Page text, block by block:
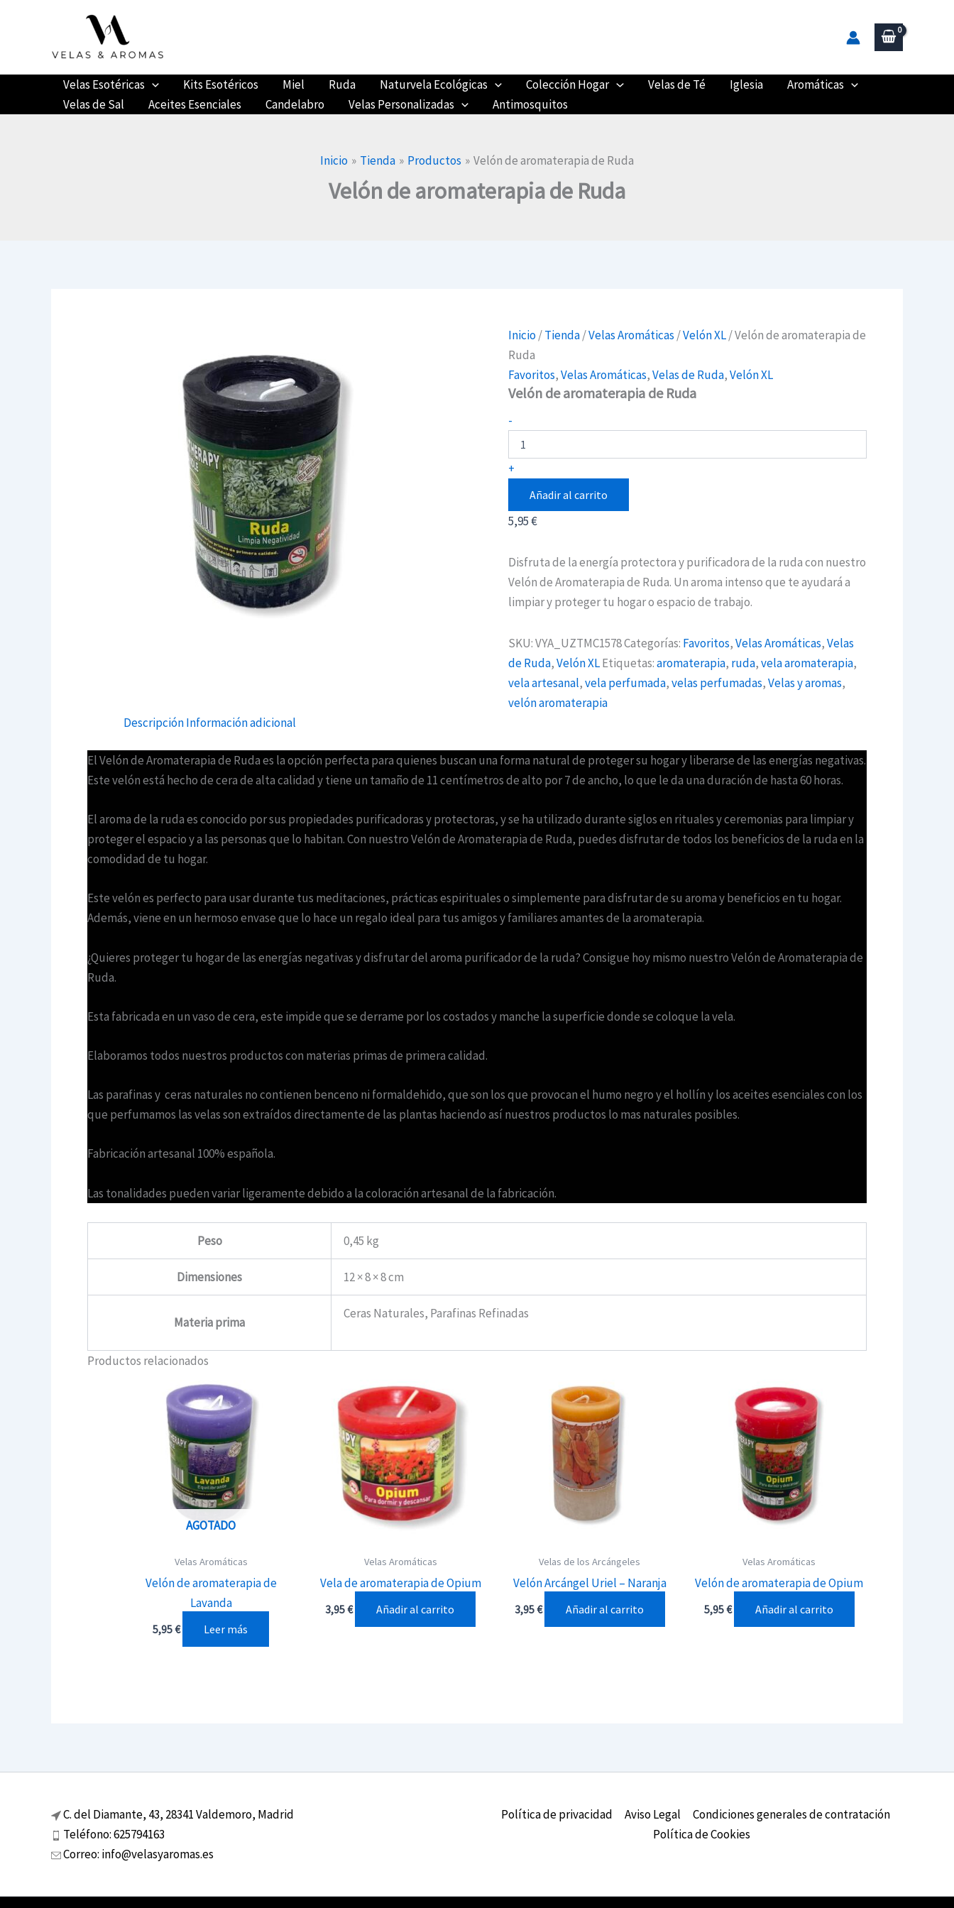
Velas Esotéricas Kits Esotéricos Miel Ruda Naturvela Ecológicas Colección Hogar Velas de Té Iglesia
Aromáticas
Velas de Sal
Aceites Esenciales Candelabro Velas Personalizadas Antimosquitos
Inicio Tienda Productos Velón de aromaterapia de Ruda
Velón de aromaterapia de Ruda
Inicio/Tienda/Velas Aromáticas /Velón XL/ Velón de aromaterapia de
Ruda
Favoritos,Velas Aromáticas,Velas de Ruda,Velón XL
Velón de aromaterapia de Ruda
-
de
aromaterapia
de
Ruda
+
Añadir al carrito
5,95€
Disfruta de la energía protectora y purificadora de la ruda con nuestro
Velón de Aromaterapia de Ruda. Un aroma intenso que te ayudará a
limpiar y proteger tu hogar o espacio de trabajo.
SKU:VYA_UZTMC1578Categorías: Favoritos,Velas Aromáticas,Velas
de Ruda,Velón XLEtiquetas:aromaterapia, ruda,vela aromaterapia,
vela artesanal,vela perfumada,velas perfumadas,Velas y aromas,
velón aromaterapia
DescripciónInformación adicional
El Velón de Aromaterapia de Ruda es la opción perfecta para quienes buscan una forma natural de proteger su hogar y liberarse de las energías negativas.
Este velón está hecho de cera de alta calidad y tiene un tamaño de 11 centímetros de alto por 7 de ancho, lo que le da una duración de hasta 60 horas.
El aroma de la ruda es conocido por sus propiedades purificadoras y protectoras, y se ha utilizado durante siglos en rituales y ceremonias para limpiar y
proteger el espacio y a las personas que lo habitan. Con nuestro Velón de Aromaterapia de Ruda, puedes disfrutar de todos los beneficios de la ruda en la
comodidad de tu hogar.
Este velón es perfecto para usar durante tus meditaciones, prácticas espirituales o simplemente para disfrutar de su aroma y beneficios en tu hogar.
Además, viene en un hermoso envase que lo hace un regalo ideal para tus amigos y familiares amantes de la aromaterapia.
¿Quieres proteger tu hogar de las energías negativas y disfrutar del aroma purificador de la ruda? Consigue hoy mismo nuestro Velón de Aromaterapia de
Ruda.
Esta fabricada en un vaso de cera, este impide que se derrame por los costados y manche la superficie donde se coloque la vela.
Elaboramos todos nuestros productos con materias primas de primera calidad.
Las parafinas y ceras naturales no contienen benceno ni formaldehido, que son los que provocan el humo negro y el hollín y los aceites esenciales con los
que perfumamos las velas son extraídos directamente de las plantas haciendo así nuestros productos lo mas naturales posibles.
Fabricación artesanal 100% española.
Las tonalidades pueden variar ligeramente debido a la coloración artesanal de la fabricación.
Peso 0,45 kg
Dimensiones 12 × 8 × 8 cm
Materia prima
Ceras Naturales, Parafinas Refinadas
Productos relacionados
AGOTADO
Velas Aromáticas
Velón de aromaterapia de
Lavanda
5,95€ Leer más
Velas Aromáticas
Vela de aromaterapia de Opium
3,95€ Añadir al carrito
Velas de los Arcángeles
Velón Arcángel Uriel – Naranja
3,95€ Añadir al carrito
Velas Aromáticas
Velón de aromaterapia de Opium
5,95€ Añadir al carrito
C. del Diamante, 43, 28341 Valdemoro, Madrid
Teléfono: 625794163
Correo: info@velasyaromas.es
Política de privacidad Aviso Legal
Condiciones generales de contratación
Política de Cookies